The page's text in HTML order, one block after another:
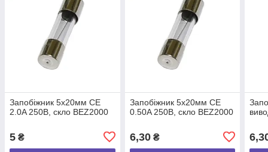
Запобіжник 5х20мм CE
2.0A 250В, скло BEZ2000
5 ₴
Запобіжник 5х20мм CE
0.50A 250В, скло BEZ2000
6,30₴